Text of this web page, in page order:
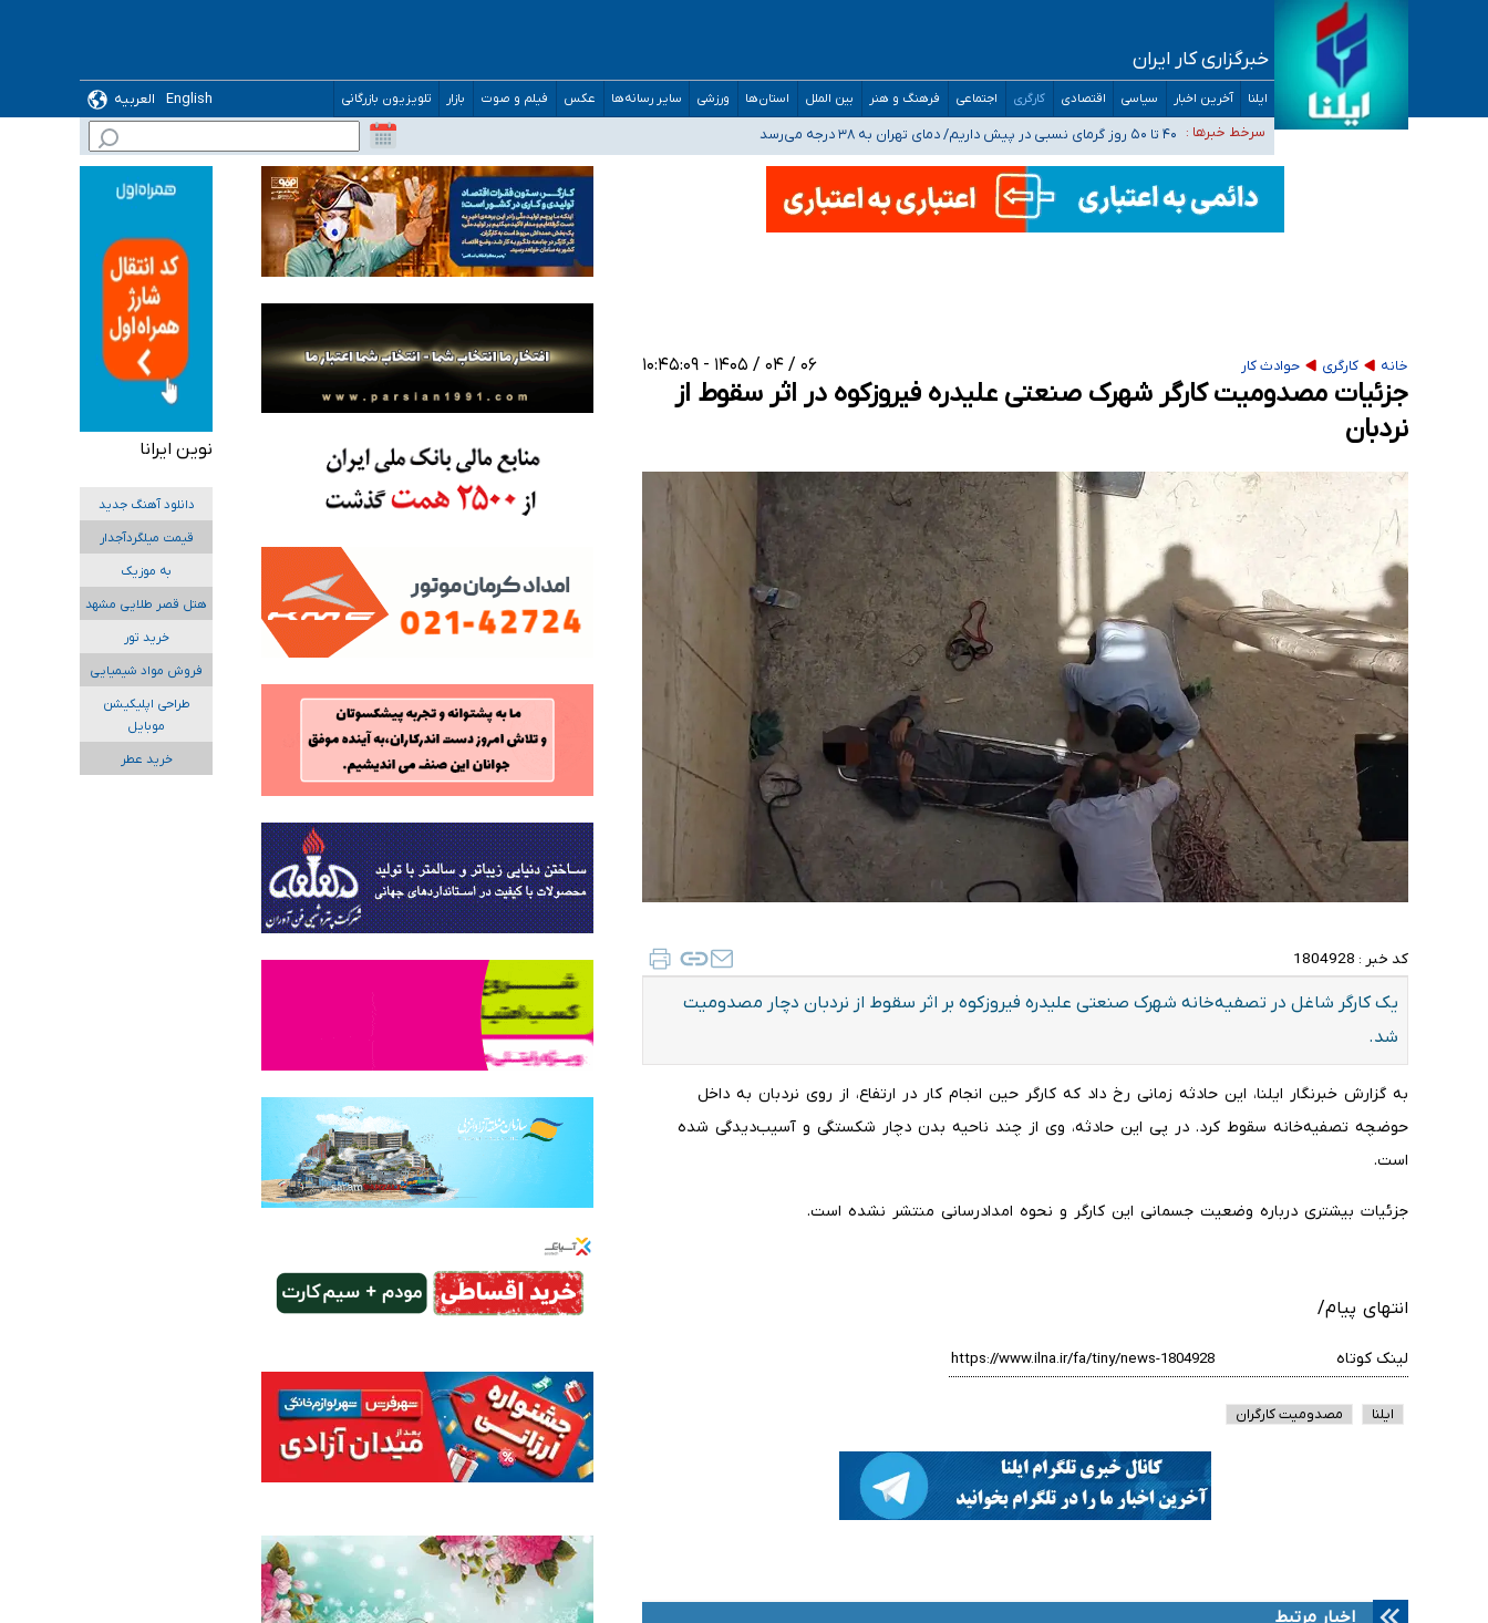
خبرگزاری کار ایران
ایلنا آخرین اخبار سیاسی اقتصادی کارگری اجتماعی فرهنگ و هنر بین الملل استان‌ها ورزشی سایر رسانه‌ها عکس فیلم و صوت بازار تلویزیون بازرگانی English
العربیه
سرخط خبرها :
افزایش تعداد مراکز همسان‌گزینی به ۲۳۰ مرکز/ بررسی صلاحیت و نظارت‌ها به سازمان تبلیغات واگذار شده است
۴۰ تا ۵۰ روز گرمای نسبی در پیش داریم/ دمای تهران به ۳۸ درجه می‌رسد
موضع وزارت بهداشت درباره ظرفیت پزشکی کنکور ۱۴۰۵: خواستار اصلاح ظرفیت‌ها هستیم، اما هنوز پاسخ مشخصی نگرفته‌ایم
تعویق آزمون ورودی دکترای تخصصی فرماندهی صحنه عملیات و دکترای تخصصی جغرافیای نظامی دافوس آجا
خبرنگاران راویان حقیقت با دغدغه نان، مسکن و بیمه
خانه کارگری حوادث کار ۰۶ / ۰۴ / ۱۴۰۵ - ۱۰:۴۵:۰۹
جزئیات مصدومیت کارگر شهرک صنعتی علیدره فیروزکوه در اثر سقوط از
نردبان
کد خبر : 1804928
یک کارگر شاغل در تصفیه‌خانه شهرک صنعتی علیدره فیروزکوه بر اثر سقوط از نردبان دچار مصدومیت
شد.
به گزارش خبرنگار ایلنا، این حادثه زمانی رخ داد که کارگر حین انجام کار در ارتفاع، از روی نردبان به داخل
حوضچه تصفیه‌خانه سقوط کرد. در پی این حادثه، وی از چند ناحیه بدن دچار شکستگی و آسیب‌دیدگی شده
است.
جزئیات بیشتری درباره وضعیت جسمانی این کارگر و نحوه امدادرسانی منتشر نشده است.
انتهای پیام/
لینک کوتاه
ایلنا مصدومیت کارگران
اخبار مرتبط
نوین ایرانا
دانلود آهنگ جدید
قیمت میلگردآجدار
به موزیک
هتل قصر طلایی مشهد
خرید تور
فروش مواد شیمیایی
طراحی اپلیکیشن
موبایل
خرید عطر